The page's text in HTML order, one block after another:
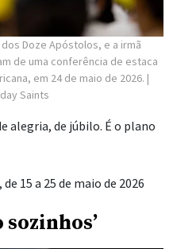
Doze Apóstolos, e a irmã
de uma conferência de estaca
em 24 de maio de 2026. |
Saints
alegria, de júbilo. É o plano
, de 15 a 25 de maio de 2026
sozinhos’